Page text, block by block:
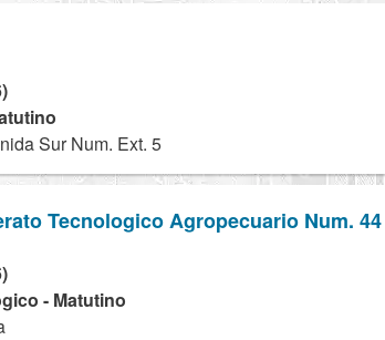
Sur Num. Ext. 5
Tecnologico Agropecuario Num. 44
- Matutino